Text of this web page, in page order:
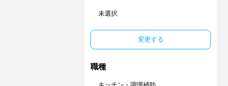
未選択
変更する
職種